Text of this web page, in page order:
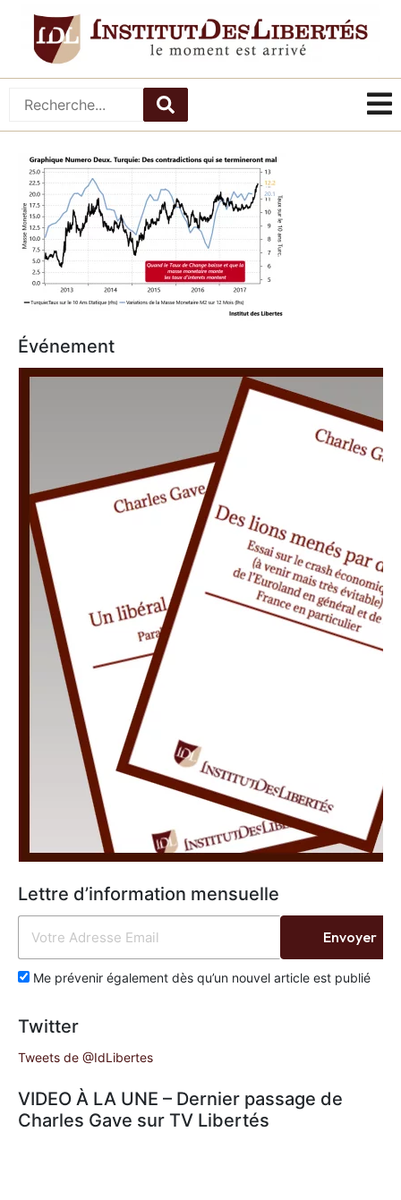
Événement
Lettre d’information mensuelle
Me prévenir également dès qu’un nouvel article est publié
Envoyer
Twitter
Tweets de @IdLibertes
VIDEO À LA UNE – Dernier passage de
Charles Gave sur TV Libertés